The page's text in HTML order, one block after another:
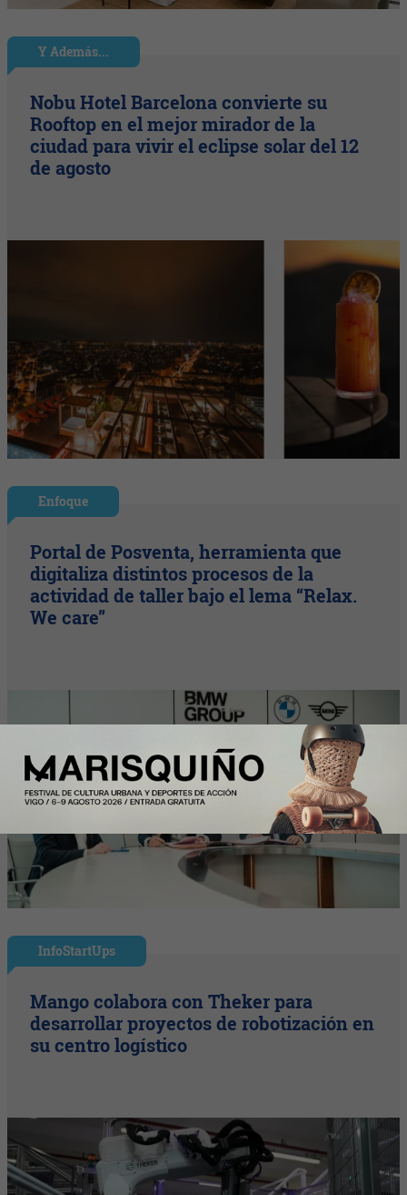
Y Además...
Nobu Hotel Barcelona convierte su
Rooftop en el mejor mirador de la
ciudad para vivir el eclipse solar del 12
de agosto
Enfoque
Portal de Posventa, herramienta que
digitaliza distintos procesos de la
actividad de taller bajo el lema “Relax.
We care”
InfoStartUps
Mango colabora con Theker para
desarrollar proyectos de robotización en
su centro logístico